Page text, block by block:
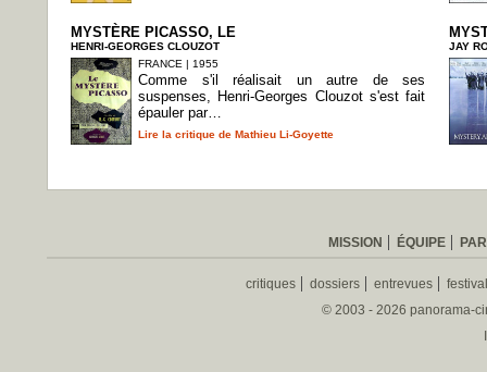
MYSTÈRE PICASSO, LE
HENRI-GEORGES CLOUZOT
FRANCE | 1955
Comme s'il réalisait un autre de ses
suspenses, Henri-Georges Clouzot s'est fait
épauler par…
Lire la critique de Mathieu Li-Goyette
JAY
MISSION ÉQUIPE
critiques dossiers entrevues
© 2003 - 2026 panorama-